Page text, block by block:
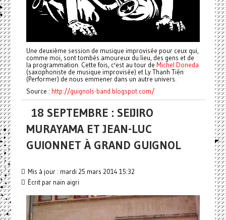
Une deuxième session de musique improvisée pour ceux qui,
comme moi, sont tombés amoureux du lieu, des gens et de
la programmation. Cette fois, c'est au tour de Michel Doneda
(saxophoniste de musique improvisée) et Ly Thanh Tiên
(Performer) de nous emmener dans un autre univers.
Source : http://guignols-band.blogspot.com/
18 SEPTEMBRE : SEIJIRO
MURAYAMA ET JEAN-LUC
GUIONNET À GRAND GUIGNOL
Mis à jour : mardi 25 mars 2014 15:32
Écrit par nain aigri